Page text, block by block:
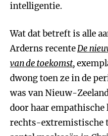
intelligentie.
Wat dat betreft is alle
Arderns recenteDe
van de toekomst,
dwong toen ze in de
was van Nieuw-
door haar empathische
rechts-extremistische